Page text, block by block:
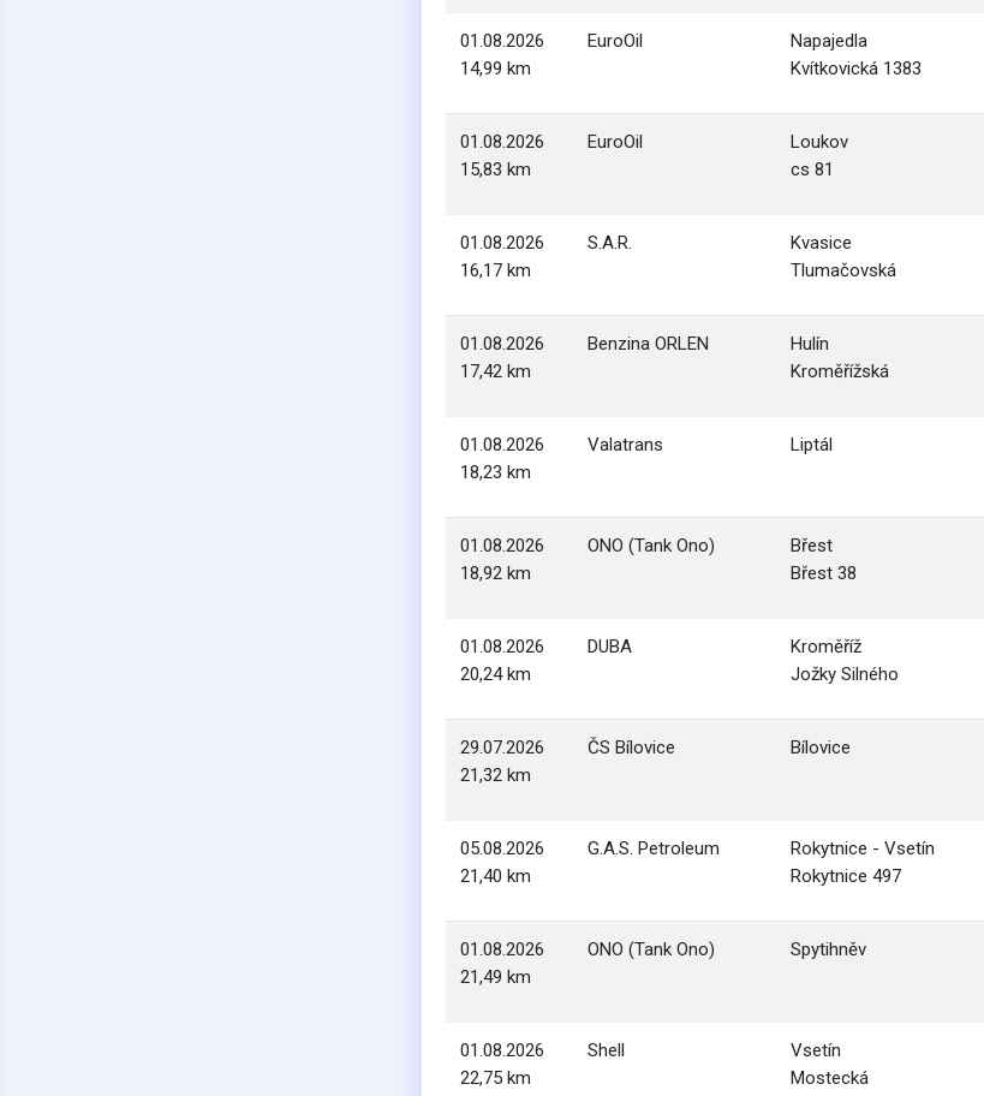
01.08.2026
14,99 km
EuroOil
Napajedla
Kvítkovická 1383
01.08.2026
15,83 km
EuroOil
Loukov
cs 81
01.08.2026
16,17 km
S.A.R.
Kvasice
Tlumačovská
01.08.2026
17,42 km
Benzina ORLEN
Hulín
Kroměřížská
01.08.2026
18,23 km
Valatrans Liptál
01.08.2026
18,92 km
ONO (Tank Ono)
Břest
Břest 38
01.08.2026
20,24 km
DUBA
Kroměříž
Jožky Silného
29.07.2026
21,32 km
ČS Bílovice Bílovice
05.08.2026
21,40 km
G.A.S. Petroleum
Rokytnice - Vsetín
Rokytnice 497
01.08.2026
21,49 km
ONO (Tank Ono) Spytihněv
01.08.2026
22,75 km
Shell
Vsetín
Mostecká